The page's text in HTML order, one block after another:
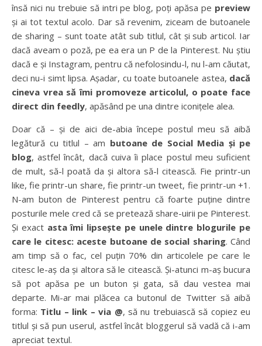
însă nici nu trebuie să intri pe blog, poți apăsa pe preview
și ai tot textul acolo. Dar să revenim, ziceam de butoanele
de sharing – sunt toate atât sub titlul, cât și sub articol. Iar
dacă aveam o poză, pe ea era un P de la Pinterest. Nu știu
dacă e și Instagram, pentru că nefolosindu-l, nu l-am căutat,
deci nu-i simt lipsa. Așadar, cu toate butoanele astea, dacă
cineva vrea să îmi promoveze articolul, o poate face
direct din feedly, apăsând pe una dintre iconițele alea.
Doar că – și de aici de-abia începe postul meu să aibă
legătură cu titlul – am butoane de Social Media și pe
blog, astfel încât, dacă cuiva îi place postul meu suficient
de mult, să-l poată da și altora să-l citească. Fie printr-un
like, fie printr-un share, fie printr-un tweet, fie printr-un +1.
N-am buton de Pinterest pentru că foarte puține dintre
posturile mele cred că se pretează share-uirii pe Pinterest.
Și exact asta îmi lipsește pe unele dintre blogurile pe
care le citesc: aceste butoane de social sharing. Când
am timp să o fac, cel puțin 70% din articolele pe care le
citesc le-aș da și altora să le citească. Și-atunci m-aș bucura
să pot apăsa pe un buton și gata, să dau vestea mai
departe. Mi-ar mai plăcea ca butonul de Twitter să aibă
forma: Titlu – link – via @, să nu trebuiască să copiez eu
titlul și să pun userul, astfel încât bloggerul să vadă că i-am
apreciat textul.